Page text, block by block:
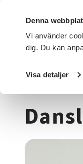
Denna
Vi använder
dig. Du kan
Visa detaljer
DET HÄR GÖR VI
Startsida /